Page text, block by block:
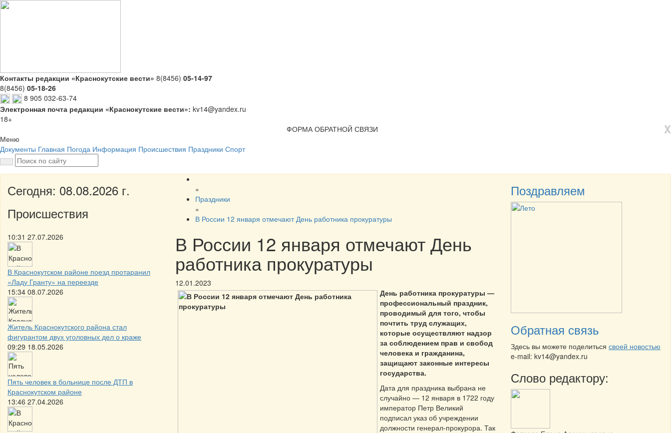
Контакты редакции «Краснокутские вести» 8(8456) 05-14-97
8(8456) 05-18-26
8 905 032-63-74
Электронная почта редакции «Краснокутские вести»: kv14@yandex.ru
18+
X
ФОРМА ОБРАТНОЙ СВЯЗИ
Меню
Документы Главная Погода Информация Происшествия Праздники Спорт
Сегодня: 08.08.2026 г.
Происшествия
10:31 27.07.2026
В Краснокутском районе поезд протаранил
«Ладу Гранту» на переезде
15:34 08.07.2026
Житель Краснокутского района стал
фигурантом двух уголовных дел о краже
09:29 18.05.2026
Пять человек в больнице после ДТП в
Краснокутском районе
13:46 27.04.2026
»
Праздники
»
В России 12 января отмечают День работника прокуратуры
В России 12 января отмечают День
работника прокуратуры
12.01.2023
День работника прокуратуры —
профессиональный праздник,
проводимый для того, чтобы
почтить труд служащих,
которые осуществляют надзор
за соблюдением прав и свобод
человека и гражданина,
защищают законные интересы
государства.
Дата для праздника выбрана не
случайно — 12 января в 1722 году
император Петр Великий
подписал указ об учреждении
должности генерал-прокурора. Так
Поздравляем
Обратная связь
Здесь вы можете поделиться своей новостью
e-mail: kv14@yandex.ru
Слово редактору: